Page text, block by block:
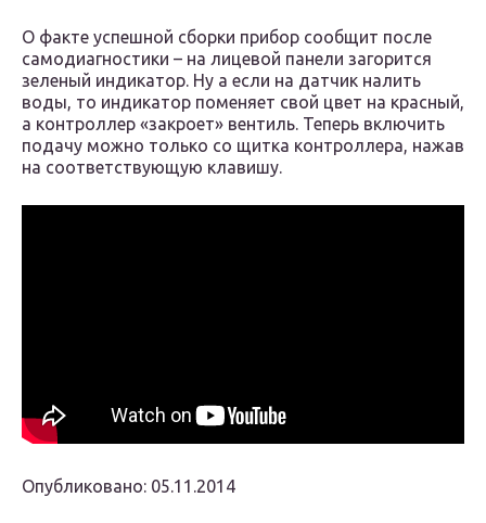
О факте успешной сборки прибор сообщит после
самодиагностики – на лицевой панели загорится
зеленый индикатор. Ну а если на датчик налить
воды, то индикатор поменяет свой цвет на красный,
а контроллер «закроет» вентиль. Теперь включить
подачу можно только со щитка контроллера, нажав
на соответствующую клавишу.
Опубликовано: 05.11.2014